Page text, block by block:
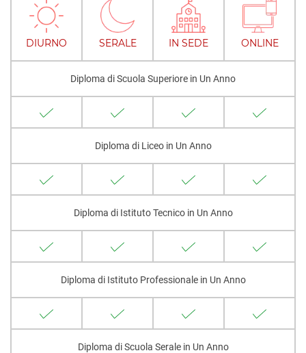
DIURNO SERALE IN SEDE ONLINE
Diploma di Scuola Superiore in Un Anno
Diploma di Liceo in Un Anno
Diploma di Istituto Tecnico in Un Anno
Diploma di Istituto Professionale in Un Anno
Diploma di Scuola Serale in Un Anno